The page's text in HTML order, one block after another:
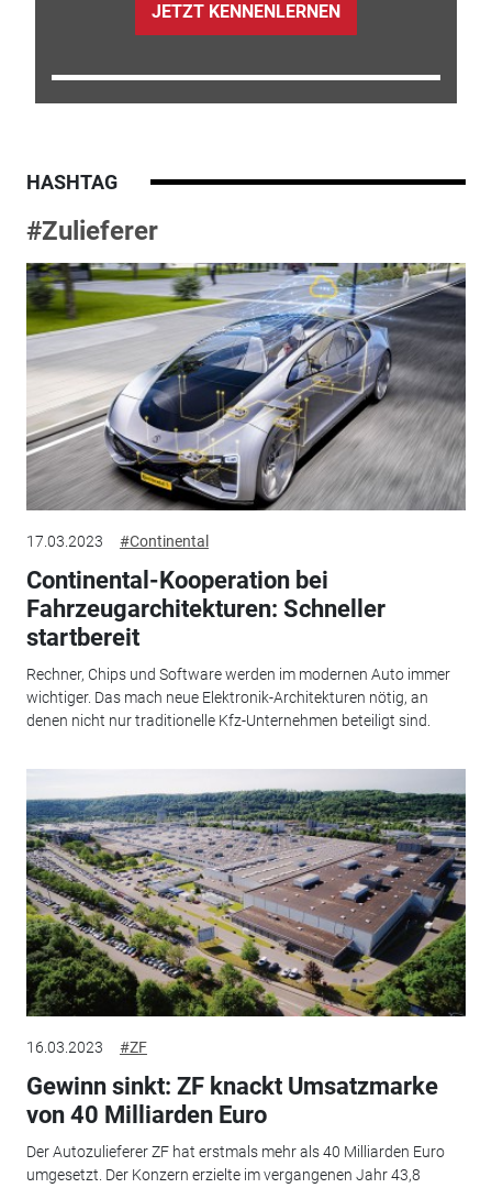
JETZT KENNENLERNEN
HASHTAG
#Zulieferer
17.03.2023 #Continental
Continental-Kooperation bei
Fahrzeugarchitekturen: Schneller
startbereit
Rechner, Chips und Software werden im modernen Auto immer
wichtiger. Das mach neue Elektronik-Architekturen nötig, an
denen nicht nur traditionelle Kfz-Unternehmen beteiligt sind.
16.03.2023 #ZF
Gewinn sinkt: ZF knackt Umsatzmarke
von 40 Milliarden Euro
Der Autozulieferer ZF hat erstmals mehr als 40 Milliarden Euro
umgesetzt. Der Konzern erzielte im vergangenen Jahr 43,8